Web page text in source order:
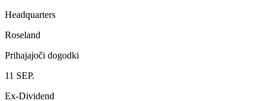
Headquarters
Roseland
Prihajajoči dogodki
11 SEP.
Ex-Dividend